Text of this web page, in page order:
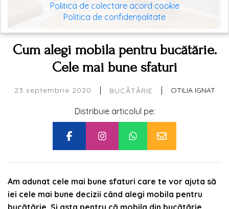
Cum alegi mobila pentru bucătărie.
Cele mai bune sfaturi
23 septembrie 2020 | BUCĂTĂRIE | OTILIA IGNAT
Distribuie articolul pe:
Am adunat cele mai bune sfaturi care te vor ajuta să
iei cele mai bune decizii când alegi mobila pentru
bucătărie. Și asta pentru că mobila din bucătărie
Politica de colectare acord cookie
Politica de confidențialitate